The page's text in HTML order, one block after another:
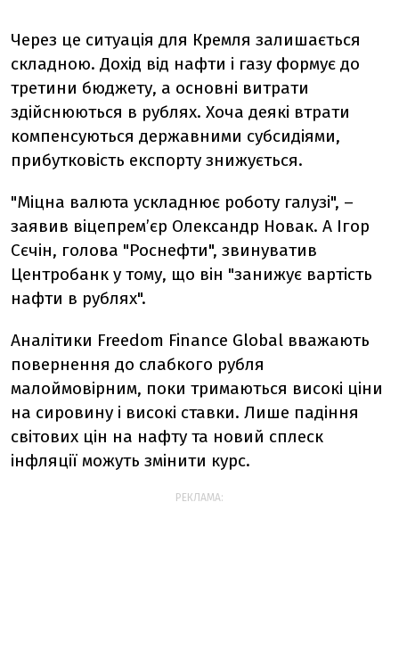
Через це ситуація для Кремля залишається
складною. Дохід від нафти і газу формує до
третини бюджету, а основні витрати
здійснюються в рублях. Хоча деякі втрати
компенсуються державними субсидіями,
прибутковість експорту знижується.
"Міцна валюта ускладнює роботу галузі", –
заявив віцепрем’єр Олександр Новак. А Ігор
Сєчін, голова "Роснефти", звинуватив
Центробанк у тому, що він "занижує вартість
нафти в рублях".
Аналітики Freedom Finance Global вважають
повернення до слабкого рубля
малоймовірним, поки тримаються високі ціни
на сировину і високі ставки. Лише падіння
світових цін на нафту та новий сплеск
інфляції можуть змінити курс.
РЕКЛАМА: